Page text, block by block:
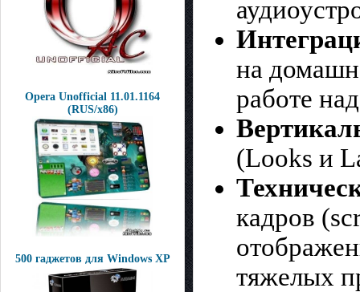
Opera Unofficial 11.01.1164
(RUS/x86)
500 гаджетов для Windows XP
на
работе
(Looks и
кадров
тяжелых